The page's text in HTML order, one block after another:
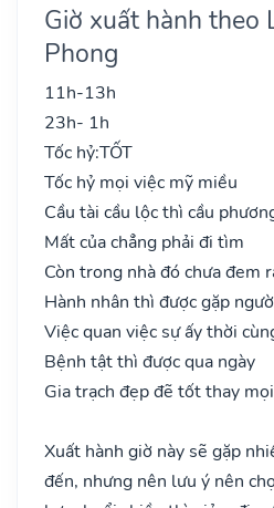
Giờ xuất hành theo
Phong
11h-13h
23h- 1h
Tốc hỷ:TỐT
Tốc hỷ mọi việc mỹ miều
Cầu tài cầu lộc thì cầu
Mất của chẳng phải đi tìm
Còn trong nhà đó chưa đem
Hành nhân thì được gặp
Việc quan việc sự ấy thời
Bệnh tật thì được qua ngày
Gia trạch đẹp đẽ tốt thay
Xuất hành giờ này sẽ gặp
đến, nhưng nên lưu ý nên